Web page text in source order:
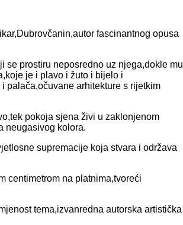
fascinantnog opusa
se prostiru neposredno uz njega,dokle mu
je i plavo i žuto i bijelo i
palača,očuvane arhitekture s rijetkim
pokoja sjena živi u zaklonjenom
neugasivog kolora.
supremacije koja stvara i održava
centimetrom na platnima,tvoreći
tema,izvanredna autorska artistička